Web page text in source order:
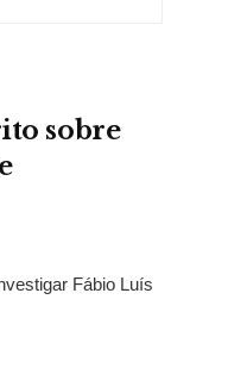
sobre
Fábio Luís